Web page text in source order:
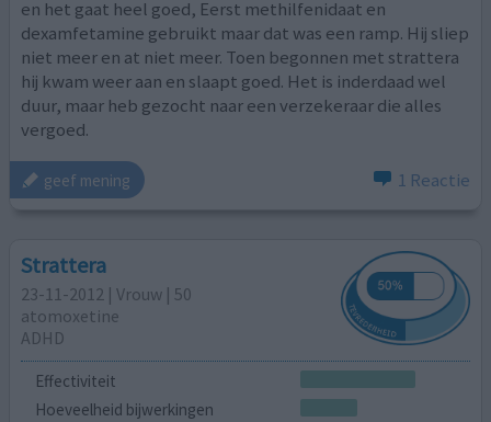
en het gaat heel goed, Eerst methilfenidaat en
dexamfetamine gebruikt maar dat was een ramp. Hij sliep
niet meer en at niet meer. Toen begonnen met strattera
hij kwam weer aan en slaapt goed. Het is inderdaad wel
duur, maar heb gezocht naar een verzekeraar die alles
vergoed.
geef mening 1 Reactie
Strattera
23-11-2012 | Vrouw | 50
atomoxetine
ADHD
Effectiviteit
Hoeveelheid bijwerkingen